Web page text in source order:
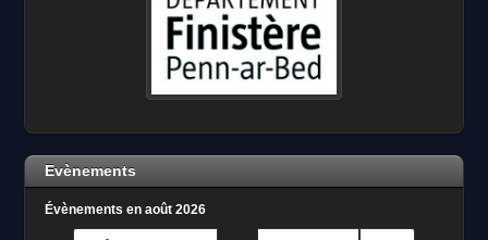
Evènements
Évènements en août 2026